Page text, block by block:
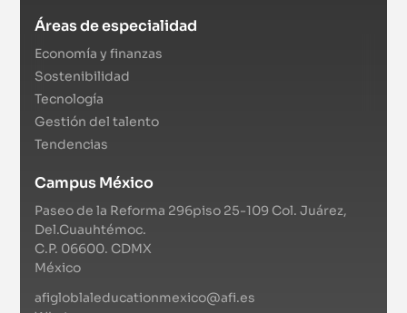
Áreas de especialidad
Economía y finanzas
Sostenibilidad
Tecnología
Gestión del talento
Tendencias
Campus México
Paseo de la Reforma 296piso 25-109 Col. Juárez,
Del.Cuauhtémoc.
C.P. 06600. CDMX
México
afigloblaleducationmexico@afi.es